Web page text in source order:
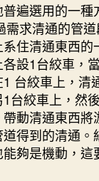
遍選用的一種
需求清通的管
住清通東西的
設1台絞車，
台絞車上，清
台絞車上，然
動清通東西將
得到的清通。
夠是機動，這